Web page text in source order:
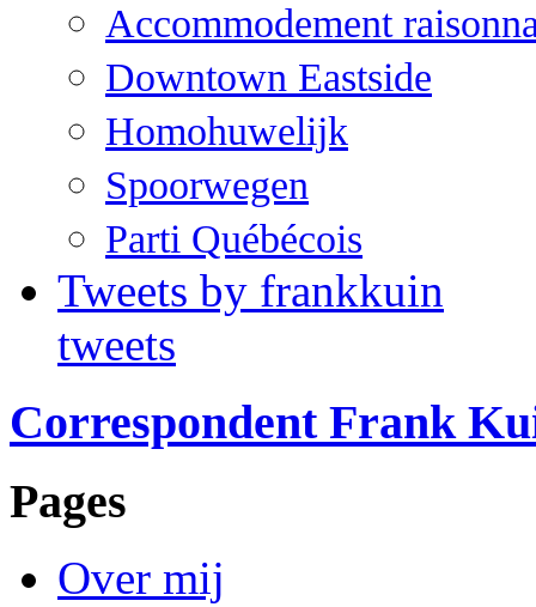
Accommodement
Downtown Eastside
Homohuwelijk
Spoorwegen
Parti Québécois
Tweets by frankkuin
tweets
Correspondent Frank
Pages
Over mij